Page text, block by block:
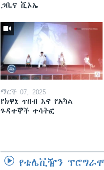
ጋቢና ቪኦኤ
ማርች 07, 2025
የክዋኔ ጥበብ እና የአካል
ጉዳተኞች ተሳትፎ
የቴሌቪዥን